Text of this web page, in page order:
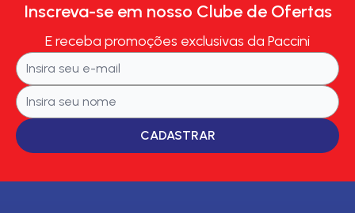
Inscreva-se em nosso Clube de Ofertas
E receba promoções exclusivas da Paccini
CADASTRAR